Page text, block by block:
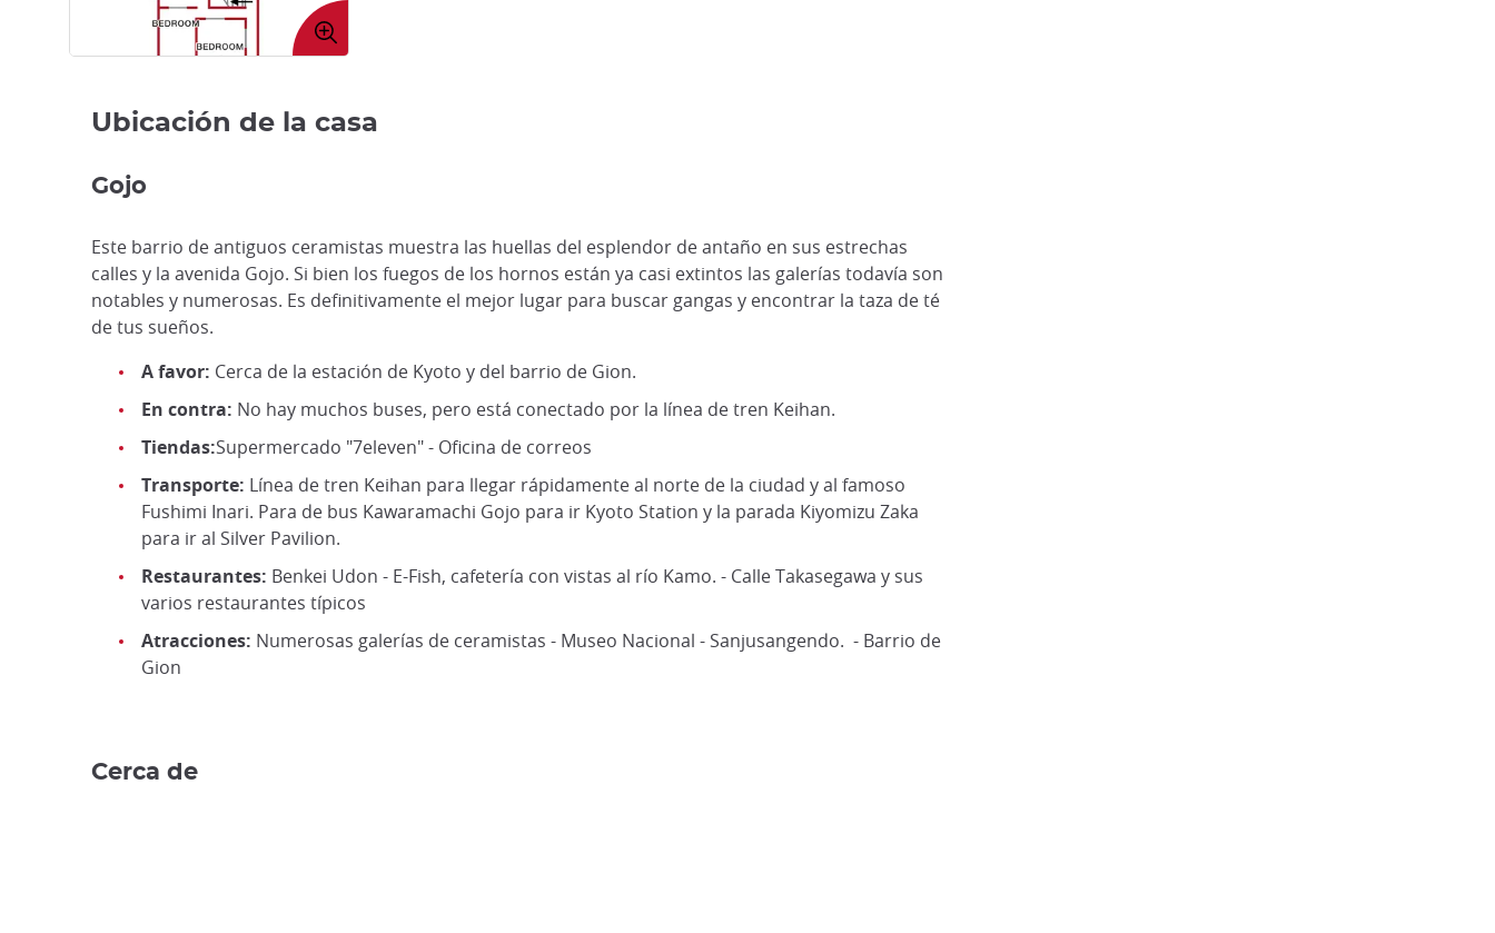
Expandir
imagen
Ubicación de la casa
Gojo
Este barrio de antiguos ceramistas muestra las huellas del esplendor de antaño en sus estrechas
calles y la avenida Gojo. Si bien los fuegos de los hornos están ya casi extintos las galerías todavía son
notables y numerosas. Es definitivamente el mejor lugar para buscar gangas y encontrar la taza de té
de tus sueños.
A favor: Cerca de la estación de Kyoto y del barrio de Gion.
En contra: No hay muchos buses, pero está conectado por la línea de tren Keihan.
Tiendas:Supermercado "7eleven" - Oficina de correos
Transporte: Línea de tren Keihan para llegar rápidamente al norte de la ciudad y al famoso
Fushimi Inari. Para de bus Kawaramachi Gojo para ir Kyoto Station y la parada Kiyomizu Zaka
para ir al Silver Pavilion.
Restaurantes: Benkei Udon - E-Fish, cafetería con vistas al río Kamo. - Calle Takasegawa y sus
varios restaurantes típicos
Atracciones: Numerosas galerías de ceramistas - Museo Nacional - Sanjusangendo. - Barrio de
Gion
Cerca de